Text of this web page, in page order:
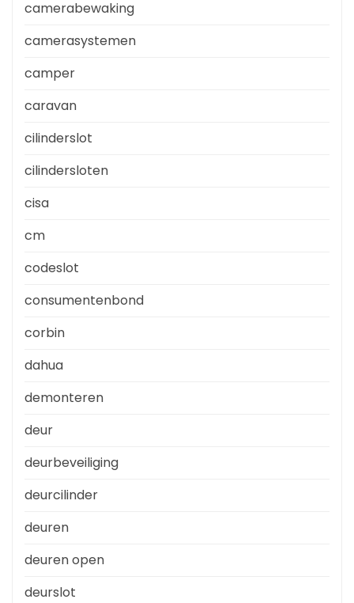
camerabewaking
camerasystemen
camper
caravan
cilinderslot
cilindersloten
cisa
cm
codeslot
consumentenbond
corbin
dahua
demonteren
deur
deurbeveiliging
deurcilinder
deuren
deuren open
deurslot